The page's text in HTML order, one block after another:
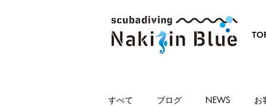
すべて ブログ NEWS お